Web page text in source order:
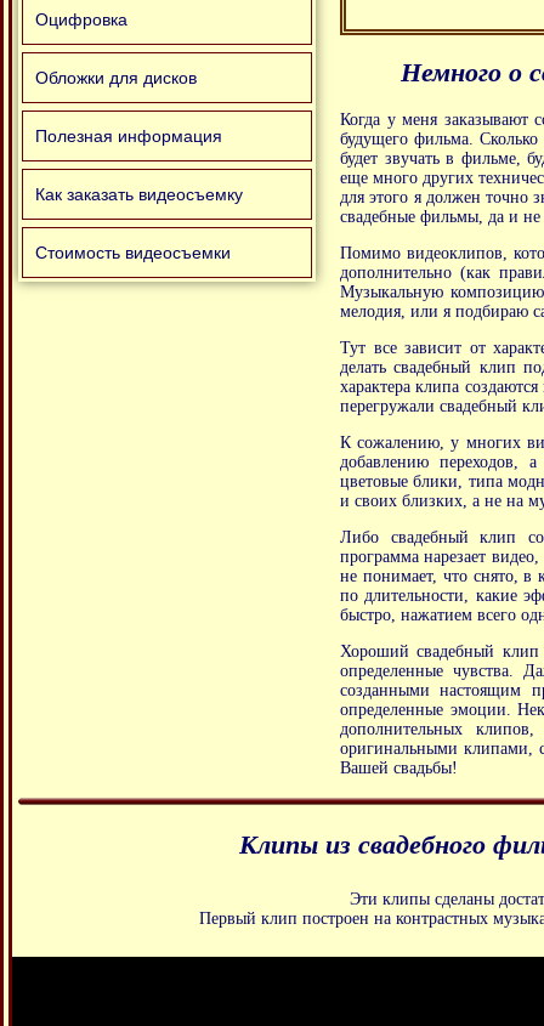
Немного о
Когда у меня заказывают
будущего фильма.
будет звучать в фильме,
еще много других
для этого я должен точно
свадебные фильмы, да и не
Помимо видеоклипов,
дополнительно (как
Музыкальную композицию
мелодия, или я подбираю
Тут все зависит от
делать свадебный клип
характера клипа
перегружали свадебный
К сожалению, у многих
добавлению переходов,
цветовые блики, типа
и своих близких, а не на
Либо свадебный клип
программа нарезает
не понимает, что снято, в
по длительности, какие
быстро, нажатием всего
Хороший свадебный клип
определенные чувства.
созданными настоящим
определенные эмоции.
дополнительных
оригинальными клипами,
Вашей свадьбы!
Оцифровка
Обложки для дисков
Полезная информация
Как заказать видеосъемку
Стоимость видеосъемки
Клипы из свадебного
Эти клипы сделаны
Первый клип построен на контрастных